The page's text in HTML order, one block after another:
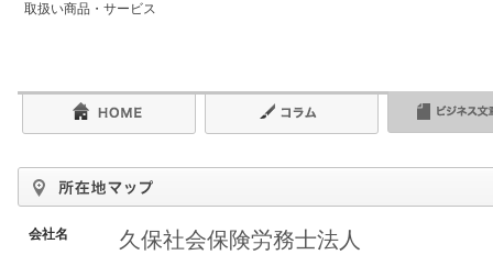
取扱い商品・サービス
会社名 久保社会保険労務士法人